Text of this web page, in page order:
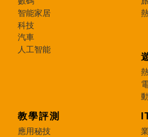
智能家居
科技
汽車
人工智能
教學評測
應用秘技